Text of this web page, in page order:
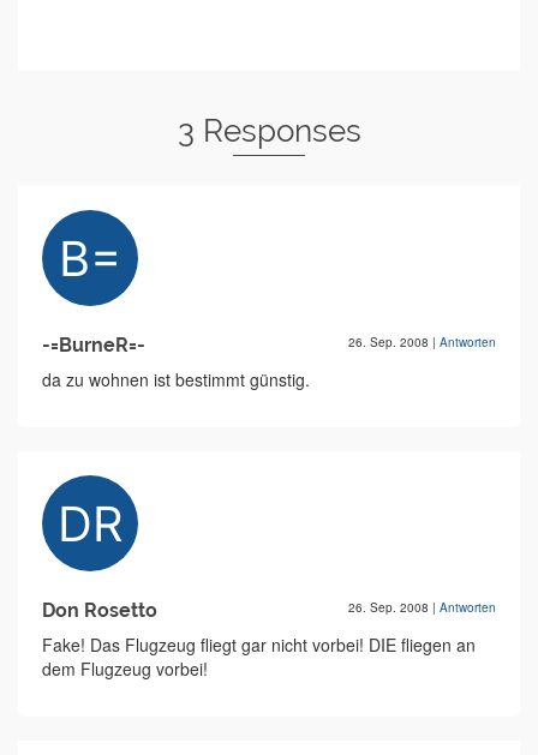
3 Responses
-=BurneR=- 26. Sep. 2008 | Antworten
da zu wohnen ist bestimmt günstig.
Don Rosetto 26. Sep. 2008 | Antworten
Fake! Das Flugzeug fliegt gar nicht vorbei! DIE fliegen an
dem Flugzeug vorbei!